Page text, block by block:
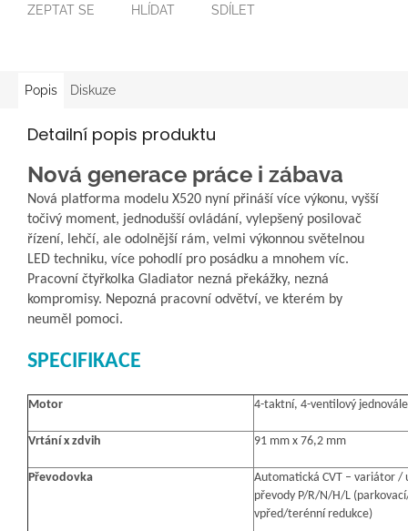
ZEPTAT SE HLÍDAT SDÍLET
Popis Diskuze
Detailní popis produktu
Nová generace práce i zábava
Nová platforma modelu X520 nyní přináší více výkonu, vyšší
točivý moment, jednodušší ovládání, vylepšený posilovač
řízení, lehčí, ale odolnější rám, velmi výkonnou světelnou
LED techniku, více pohodlí pro posádku a mnohem víc.
Pracovní čtyřkolka Gladiator nezná překážky, nezná
kompromisy. Nepozná pracovní odvětví, ve kterém by
neuměl pomoci.
SPECIFIKACE
Motor 4-taktní, 4-ventilový
Vrtání x zdvih 91 mm x 76,2 mm
Převodovka
Automatická CVT – variátor
převody P/R/N/H/L
vpřed/terénní redukce)